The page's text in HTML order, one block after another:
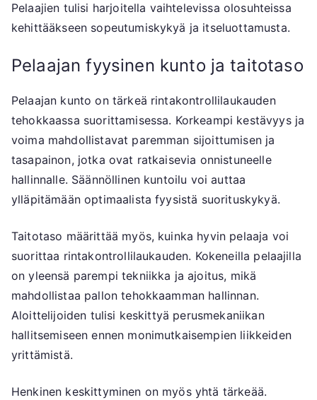
Pelaajien tulisi harjoitella vaihtelevissa olosuhteissa
kehittääkseen sopeutumiskykyä ja itseluottamusta.
Pelaajan fyysinen kunto ja taitotaso
Pelaajan kunto on tärkeä rintakontrollilaukauden
tehokkaassa suorittamisessa. Korkeampi kestävyys ja
voima mahdollistavat paremman sijoittumisen ja
tasapainon, jotka ovat ratkaisevia onnistuneelle
hallinnalle. Säännöllinen kuntoilu voi auttaa
ylläpitämään optimaalista fyysistä suorituskykyä.
Taitotaso määrittää myös, kuinka hyvin pelaaja voi
suorittaa rintakontrollilaukauden. Kokeneilla pelaajilla
on yleensä parempi tekniikka ja ajoitus, mikä
mahdollistaa pallon tehokkaamman hallinnan.
Aloittelijoiden tulisi keskittyä perusmekaniikan
hallitsemiseen ennen monimutkaisempien liikkeiden
yrittämistä.
Henkinen keskittyminen on myös yhtä tärkeää.